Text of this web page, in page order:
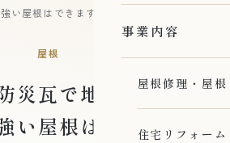
事業内容
屋根修理・屋
住宅リフォーム
強い屋根はできます
屋根
災瓦で地震や台風、
い屋根はできます